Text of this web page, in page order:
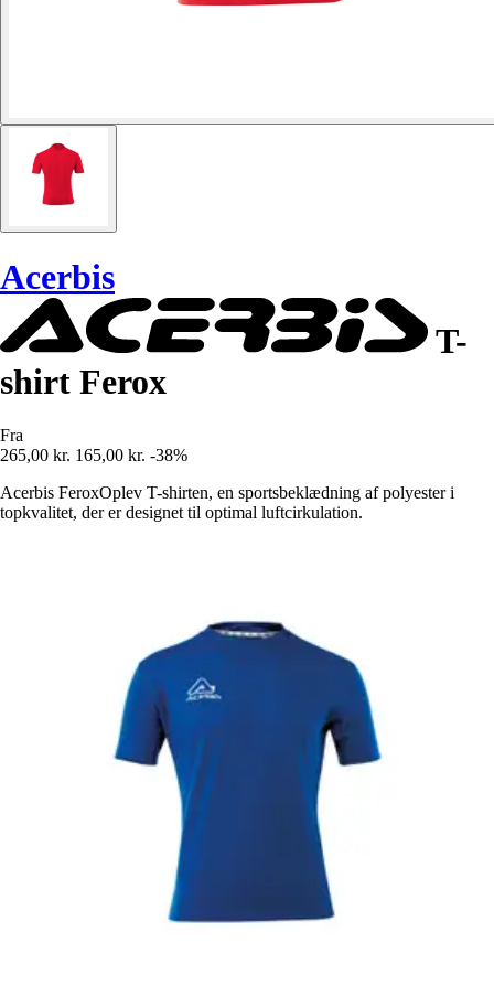
Acerbis
T-
shirt Ferox
Fra
265,00 kr. 165,00 kr. -38%
Acerbis FeroxOplev T-shirten, en sportsbeklædning af polyester i
topkvalitet, der er designet til optimal luftcirkulation.